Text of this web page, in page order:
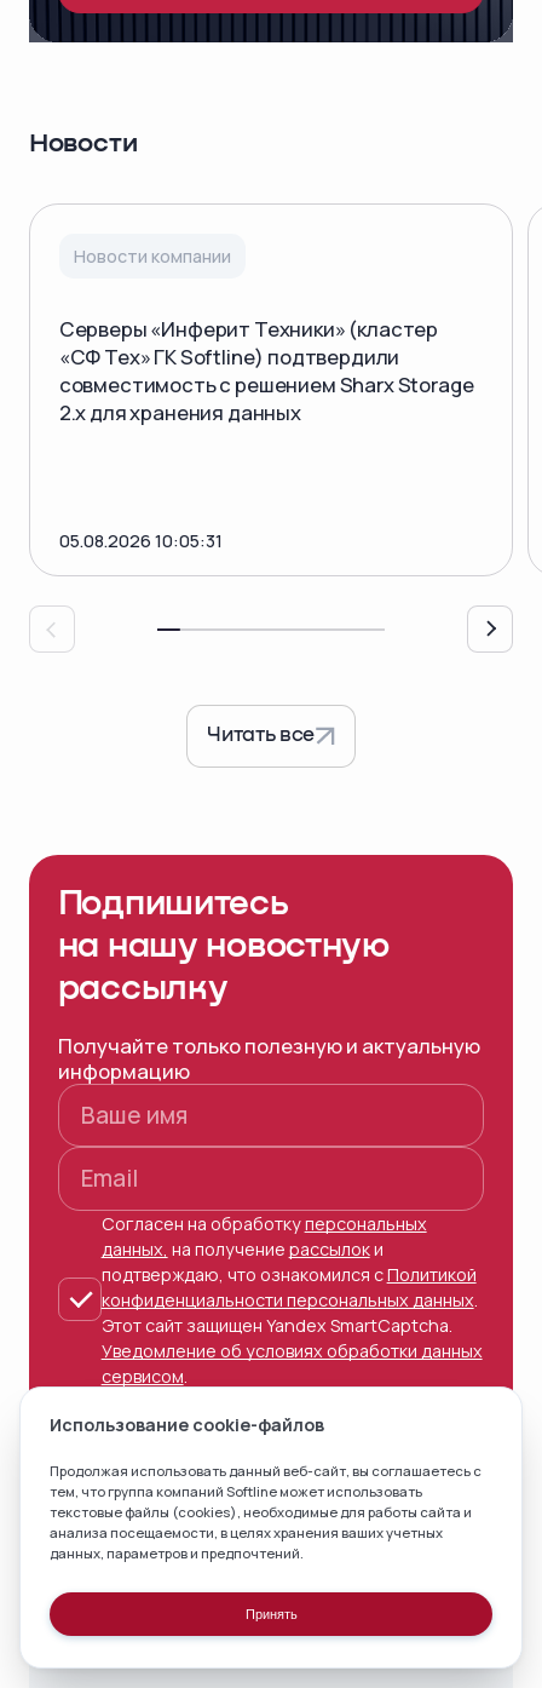
Новости
Новости компании
Серверы «Инферит Техники» (кластер
«СФ Тех» ГК Softline) подтвердили
совместимость с решением Sharx Storage
2.x для хранения данных
05.08.2026 10:05:31
Читать все
Подпишитесь
на нашу новостную
рассылку
Получайте только полезную и актуальную
информацию
Отправить
Согласен на обработкуперсональных
данных, на получение рассылоки
подтверждаю, что ознакомился сПолитикой
конфиденциальности персональных данных
Этот сайт защищен Yandex SmartCaptcha.
Уведомление об условиях обработки данных
сервисом
Связаться с нами
Использование cookie-файлов
Продолжая использовать данный веб-сайт, вы соглашаетесь с
тем, что группа компаний Softline можетиспользовать
текстовые файлы (cookies) , необходимые для работы сайта и
анализа посещаемости, в целях хранения ваших учетных
данных, параметров и предпочтений.
Принять